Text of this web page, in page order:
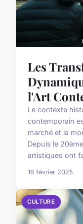
Les
l'Art
Le contexte
contemporain
marché et la
Depuis le
artistiques ont
18 février 2025
CULTURE